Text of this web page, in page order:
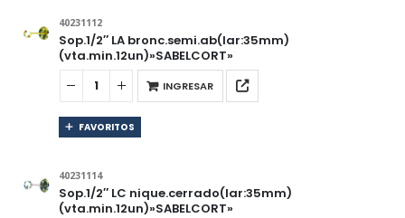
40231112
Sop.1/2″ LA bronc.semi.ab(lar:35mm)
(vta.min.12un)»SABELCORT»
INGRESAR
FAVORITOS
40231114
Sop.1/2″ LC nique.cerrado(lar:35mm)
(vta.min.12un)»SABELCORT»